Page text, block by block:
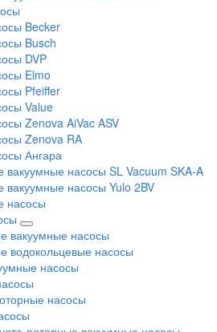
Becker
Busch
DVP
Elmo
Pfeiffer
Value
Zenova AiVac ASV
Zenova RA
Ангара
вакуумные насосы SL Vacuum SKA-A
вакуумные насосы Yulo 2BV
насосы
вакуумные насосы
водокольцевые насосы
насосы
насосы